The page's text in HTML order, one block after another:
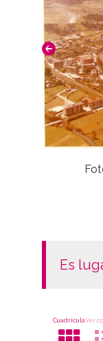
CC BY-
es
CuadrículaVer